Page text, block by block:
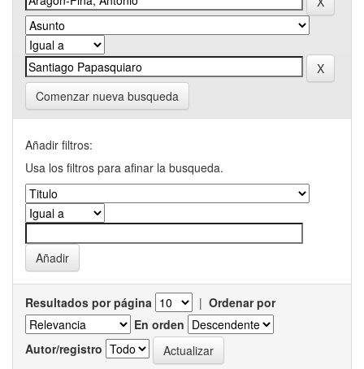
Comenzar nueva busqueda
Añadir filtros:
Usa los filtros para afinar la busqueda.
Resultados por página | Ordenar por
En orden
Autor/registro